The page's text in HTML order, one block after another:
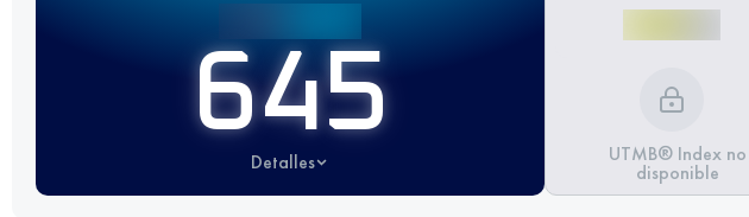
645
Detalles UTMB® Index no
disponible